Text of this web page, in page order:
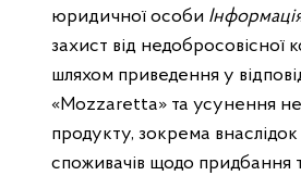
юридичної особи
захист від недобросовісної
шляхом приведення у
«Mozzaretta» та усунення
продукту, зокрема
споживачів щодо придбання